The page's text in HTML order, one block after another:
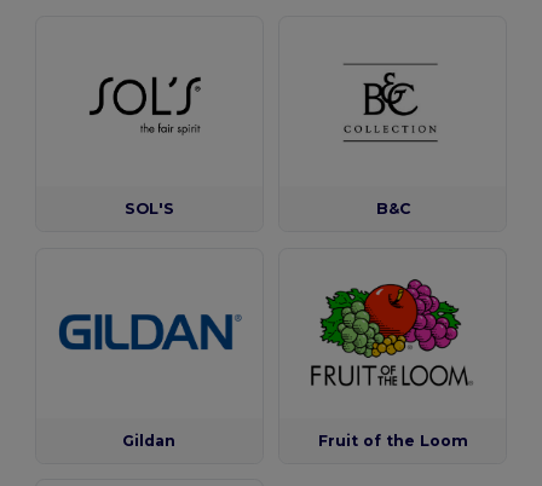
SOL'S B&C
Gildan Fruit of the Loom